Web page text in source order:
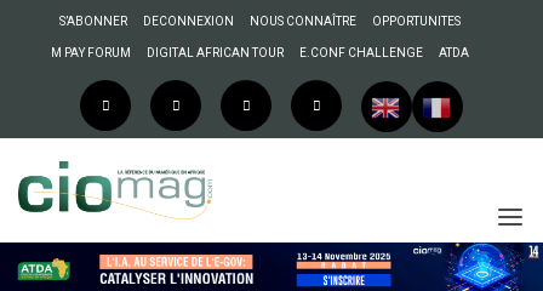
S’ABONNER DECONNEXION NOUS CONNAÎTRE OPPORTUNITES
M PAY FORUM DIGITAL AFRICAN TOUR E.CONF CHALLENGE ATDA